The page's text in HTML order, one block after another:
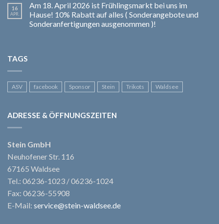
16
APR.
Am 18. April 2026 ist Frühlingsmarkt bei uns im
Hause! 10% Rabatt auf alles ( Sonderangebote und
Sonderanfertigungen ausgenommen )!
TAGS
ASV facebook Sponsor Stein Trikots Waldsee
ADRESSE & ÖFFNUNGSZEITEN
Stein GmbH
Neuhofener Str. 116
67165 Waldsee
Tel.: 06236-1023 / 06236-1024
Fax: 06236-55908
E-Mail: service@stein-waldsee.de